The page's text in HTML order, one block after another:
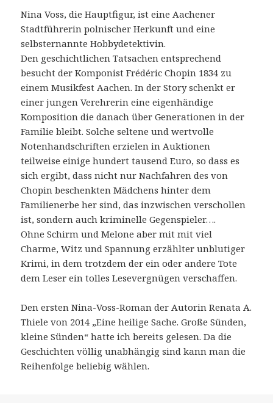
Nina Voss, die Hauptfigur, ist eine Aachener
Stadtführerin polnischer Herkunft und eine
selbsternannte Hobbydetektivin.
Den geschichtlichen Tatsachen entsprechend
besucht der Komponist Frédéric Chopin 1834 zu
einem Musikfest Aachen. In der Story schenkt er
einer jungen Verehrerin eine eigenhändige
Komposition die danach über Generationen in der
Familie bleibt. Solche seltene und wertvolle
Notenhandschriften erzielen in Auktionen
teilweise einige hundert tausend Euro, so dass es
sich ergibt, dass nicht nur Nachfahren des von
Chopin beschenkten Mädchens hinter dem
Familienerbe her sind, das inzwischen verschollen
ist, sondern auch kriminelle Gegenspieler….
Ohne Schirm und Melone aber mit mit viel
Charme, Witz und Spannung erzählter unblutiger
Krimi, in dem trotzdem der ein oder andere Tote
dem Leser ein tolles Lesevergnügen verschaffen.
Den ersten Nina-Voss-Roman der Autorin Renata A.
Thiele von 2014 „Eine heilige Sache. Große Sünden,
kleine Sünden“ hatte ich bereits gelesen. Da die
Geschichten völlig unabhängig sind kann man die
Reihenfolge beliebig wählen.